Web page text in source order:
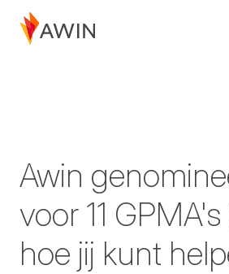
Awin
voor 11
hoe jij kunt